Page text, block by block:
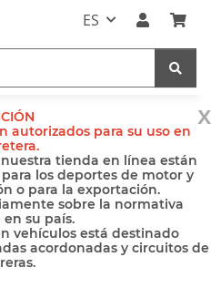
ES
x
autorizados para su uso en
tienda en línea están
los deportes de motor y
o para la exportación.
sobre la normativa
su país.
vehículos está destinado
acordonadas y circuitos de